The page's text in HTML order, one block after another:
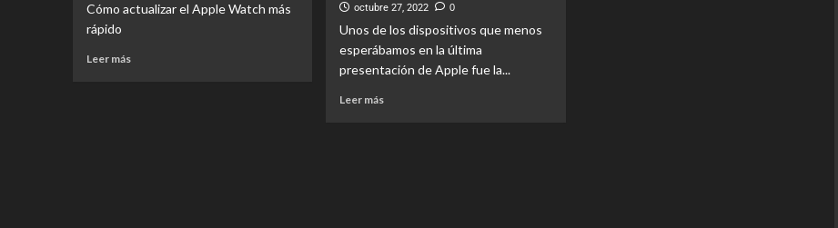
Cómo actualizar el Apple Watch más
rápido
Leer más
octubre 27, 2022 0
Unos de los dispositivos que menos
esperábamos en la última
presentación de Apple fue la...
Leer más